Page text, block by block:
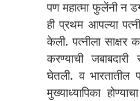
पण महात्मा फुलेंनी न
ही प्रथम आपल्या
केली. पत्नीला
करण्याची जबाबदारी
घेतली. व भारतातील
मुख्याध्यापिका